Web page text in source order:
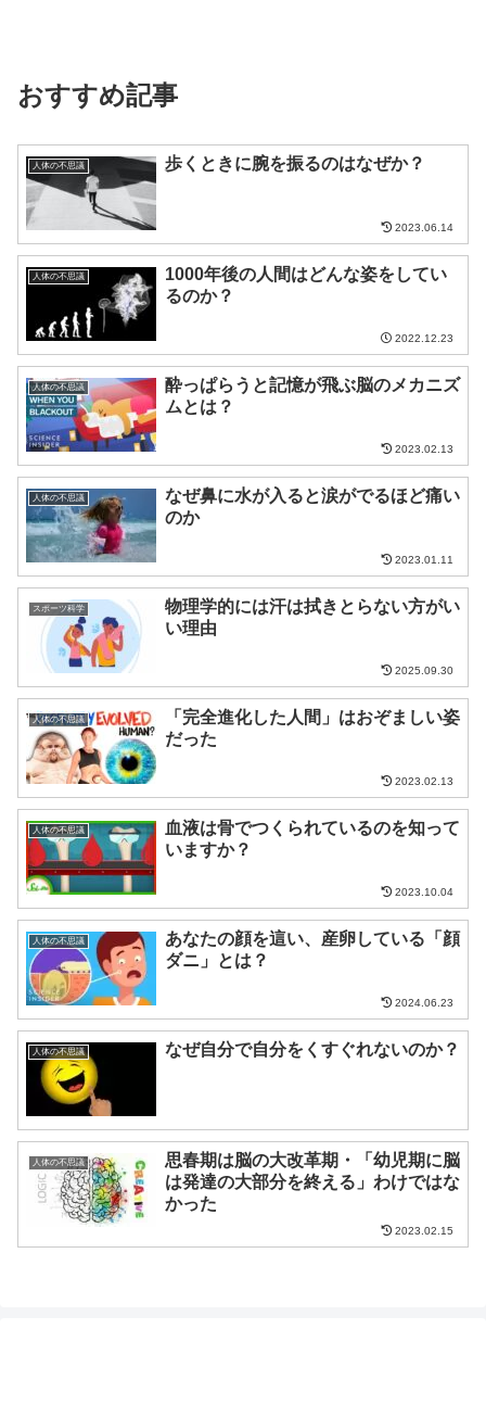
おすすめ記事
人体の不思議 歩くときに腕を振るのはなぜか？
2023.06.14
人体の不思議
1000年後の人間はどんな姿をしてい
るのか？
2022.12.23
人体の不思議
酔っぱらうと記憶が飛ぶ脳のメカニズ
ムとは？
2023.02.13
人体の不思議
なぜ鼻に水が入ると涙がでるほど痛い
のか
2023.01.11
スポーツ科学
物理学的には汗は拭きとらない方がい
い理由
2025.09.30
人体の不思議
「完全進化した人間」はおぞましい姿
だった
2023.02.13
人体の不思議
血液は骨でつくられているのを知って
いますか？
2023.10.04
人体の不思議
あなたの顔を這い、産卵している「顔
ダニ」とは？
2024.06.23
人体の不思議 なぜ自分で自分をくすぐれないのか？
人体の不思議
思春期は脳の大改革期・「幼児期に脳
は発達の大部分を終える」わけではな
かった
2023.02.15